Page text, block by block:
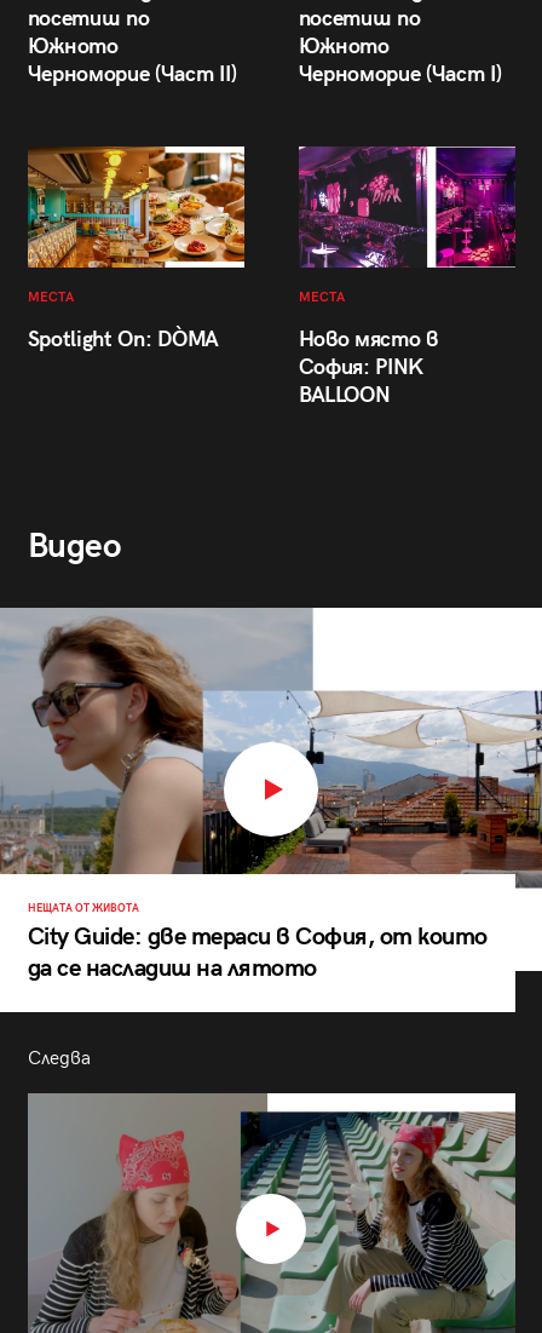
посетиш по
Южното
Черноморие (Част II)
посетиш по
Южното
Черноморие (Част I)
МЕСТА
Spotlight On: DÒMA
МЕСТА
Ново място в
София: PINK
BALLOON
Видео
НЕЩАТА ОТ ЖИВОТА
City Guide: две тераси в София, от които
да се насладиш на лятото
Следва